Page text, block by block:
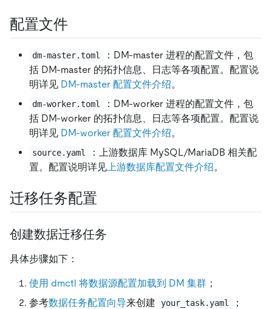
配置文件
dm-master.toml
：DM-master 进程的配置文件，包
括 DM-master 的拓扑信息、日志等各项配置。配置说
明详见 DM-master 配置文件介绍。
dm-worker.toml
：DM-worker 进程的配置文件，包
括 DM-worker 的拓扑信息、日志等各项配置。配置说
明详见 DM-worker 配置文件介绍。
source.yaml
：上游数据库 MySQL/MariaDB 相关配
置。配置说明详见 上游数据库配置文件介绍。
迁移任务配置
创建数据迁移任务
具体步骤如下：
使用 dmctl 将数据源配置加载到 DM 集群 ；
参考数据任务配置向导来创建 your_task.yaml
；